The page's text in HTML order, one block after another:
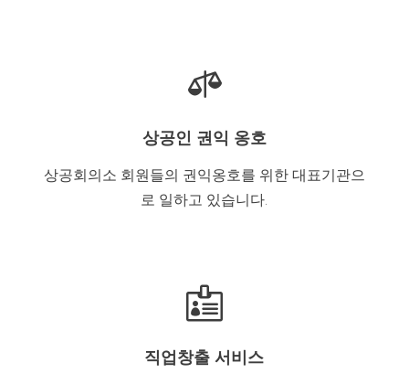

상공인 권익 옹호
상공회의소 회원들의 권익옹호를 위한 대표기관으
로 일하고 있습니다.

직업창출 서비스